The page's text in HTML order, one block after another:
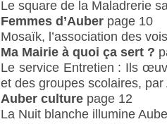
Le square de la Maladrerie
Femmes d’Auber page 10
Mosaïk, l’association des
Ma Mairie à quoi ça sert ?
Le service Entretien : Ils
et des groupes scolaires,
Auber culture page 12
La Nuit blanche illumine